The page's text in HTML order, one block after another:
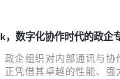
数字化协作时代的政企
政企组织对内部通讯与
正凭借其卓越的性能、